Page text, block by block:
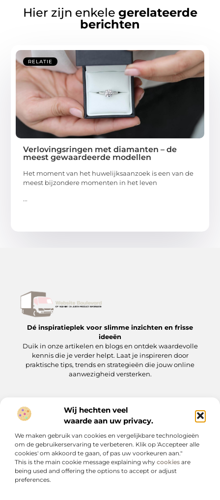
Wij hechten veel
waarde aan uw privacy.
We maken gebruik van cookies en vergelijkbare technologieën
om de gebruikerservaring te verbeteren. Klik op 'Accepteer alle
cookies' om akkoord te gaan, of pas uw voorkeuren aan."
This is the main cookie message explaining why cookies are
being used and offering the options to accept or adjust
preferences.
Hier zijn enkele gerelateerde
berichten
RELATIE
Verlovingsringen met diamanten – de
meest gewaardeerde modellen
Het moment van het huwelijksaanzoek is een van de
meest bijzondere momenten in het leven
...
Dé inspiratieplek voor slimme inzichten en frisse
ideeën
Duik in onze artikelen en blogs en ontdek waardevolle
kennis die je verder helpt. Laat je inspireren door
praktische tips, trends en strategieën die jouw online
aanwezigheid versterken.
Onze informatie
Bericht categorie